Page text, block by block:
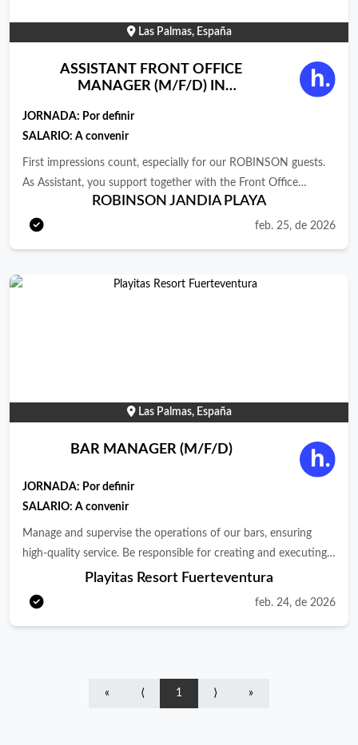
Las Palmas, España
ASSISTANT FRONT OFFICE
MANAGER (M/F/D) IN
JORNADA: Por definir
SALARIO: A convenir
First impressions count, especially for our ROBINSON guests.
As Assistant, you support together with the Front Office
Manager the reception area at the club and simultaneously, you
have a talent in organisation, able to motivate others and are a
time. Not only do you hold everything together behind the
ROBINSON JANDIA PLAYA
feb. 25, de 2026
Las Palmas, España
BAR MANAGER (M/F/D)
JORNADA: Por definir
SALARIO: A convenir
Manage and supervise the operations of our bars, ensuring
high-quality service. Be responsible for creating and executing
the beverage menu – impress us with your creativity! Lead and
motivate our fantastic team of bartenders, fostering a positive
service experience. Resolve issues and handle guest requests
Playitas Resort Fuerteventura
feb. 24, de 2026
« ⟨ 1 ⟩ »